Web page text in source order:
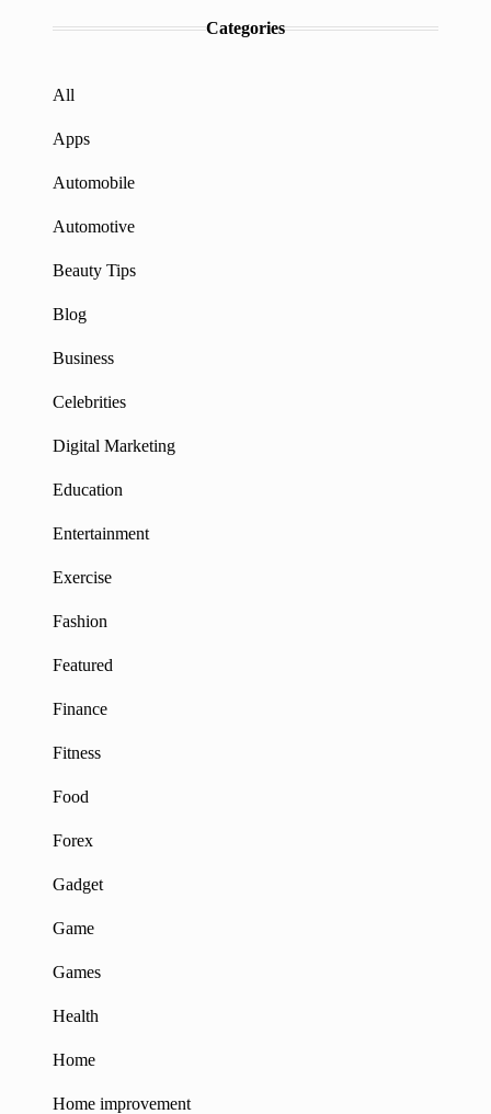
Categories
All
Apps
Automobile
Automotive
Beauty Tips
Blog
Business
Celebrities
Digital Marketing
Education
Entertainment
Exercise
Fashion
Featured
Finance
Fitness
Food
Forex
Gadget
Game
Games
Health
Home
Home improvement